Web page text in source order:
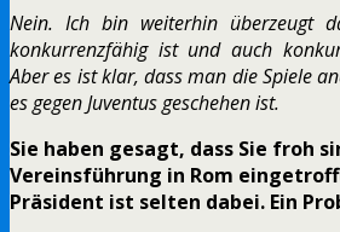
Nein. Ich bin weiterhin überzeugt
konkurrenzfähig ist und auch
Aber es ist klar, dass man die Spiele
es gegen Juventus geschehen ist.
Sie haben gesagt, dass Sie froh
Vereinsführung in Rom
Präsident ist selten dabei. Ein